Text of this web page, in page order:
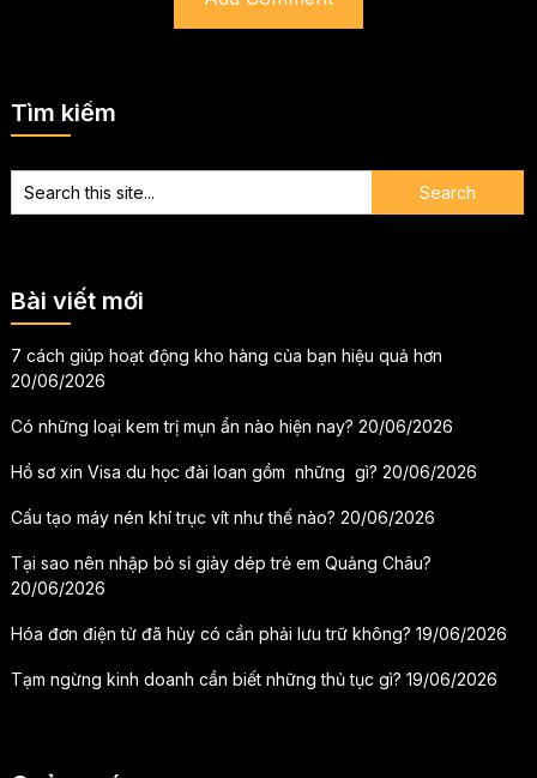
Tìm kiếm
Bài viết mới
7 cách giúp hoạt động kho hàng của bạn hiệu quả hơn
20/06/2026
Có những loại kem trị mụn ẩn nào hiện nay? 20/06/2026
Hồ sơ xin Visa du học đài loan gồm những gì? 20/06/2026
Cấu tạo máy nén khí trục vít như thế nào? 20/06/2026
Tại sao nên nhập bỏ sỉ giày dép trẻ em Quảng Châu?
20/06/2026
Hóa đơn điện tử đã hủy có cần phải lưu trữ không? 19/06/2026
Tạm ngừng kinh doanh cần biết những thủ tục gì? 19/06/2026